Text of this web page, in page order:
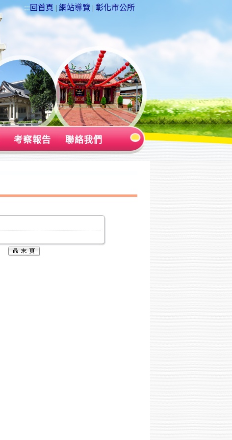
::: 回首頁 | 網站導覽 | 彰化市公所
考察報告 聯絡我們